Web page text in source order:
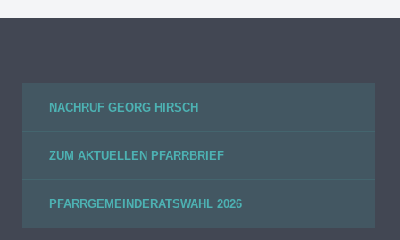
NACHRUF GEORG HIRSCH
ZUM AKTUELLEN PFARRBRIEF
PFARRGEMEINDERATSWAHL 2026